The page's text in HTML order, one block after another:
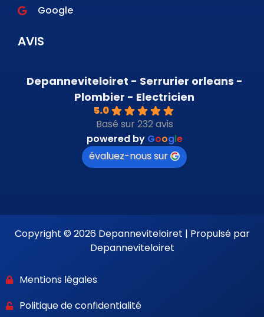
Google
AVIS
Depanneviteloiret - Serrurier orleans -
Plombier - Electricien
5.0
Basé sur 232 avis
powered by Google
évaluez-nous sur
Copyright © 2026 Depanneviteloiret | Propulsé par
Depanneviteloiret
Mentions légales
Politique de confidentialité